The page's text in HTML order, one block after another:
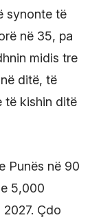
synonte të
në 35, pa
midis tre
ditë, të
të kishin ditë
Punës në 90
5,000
Çdo